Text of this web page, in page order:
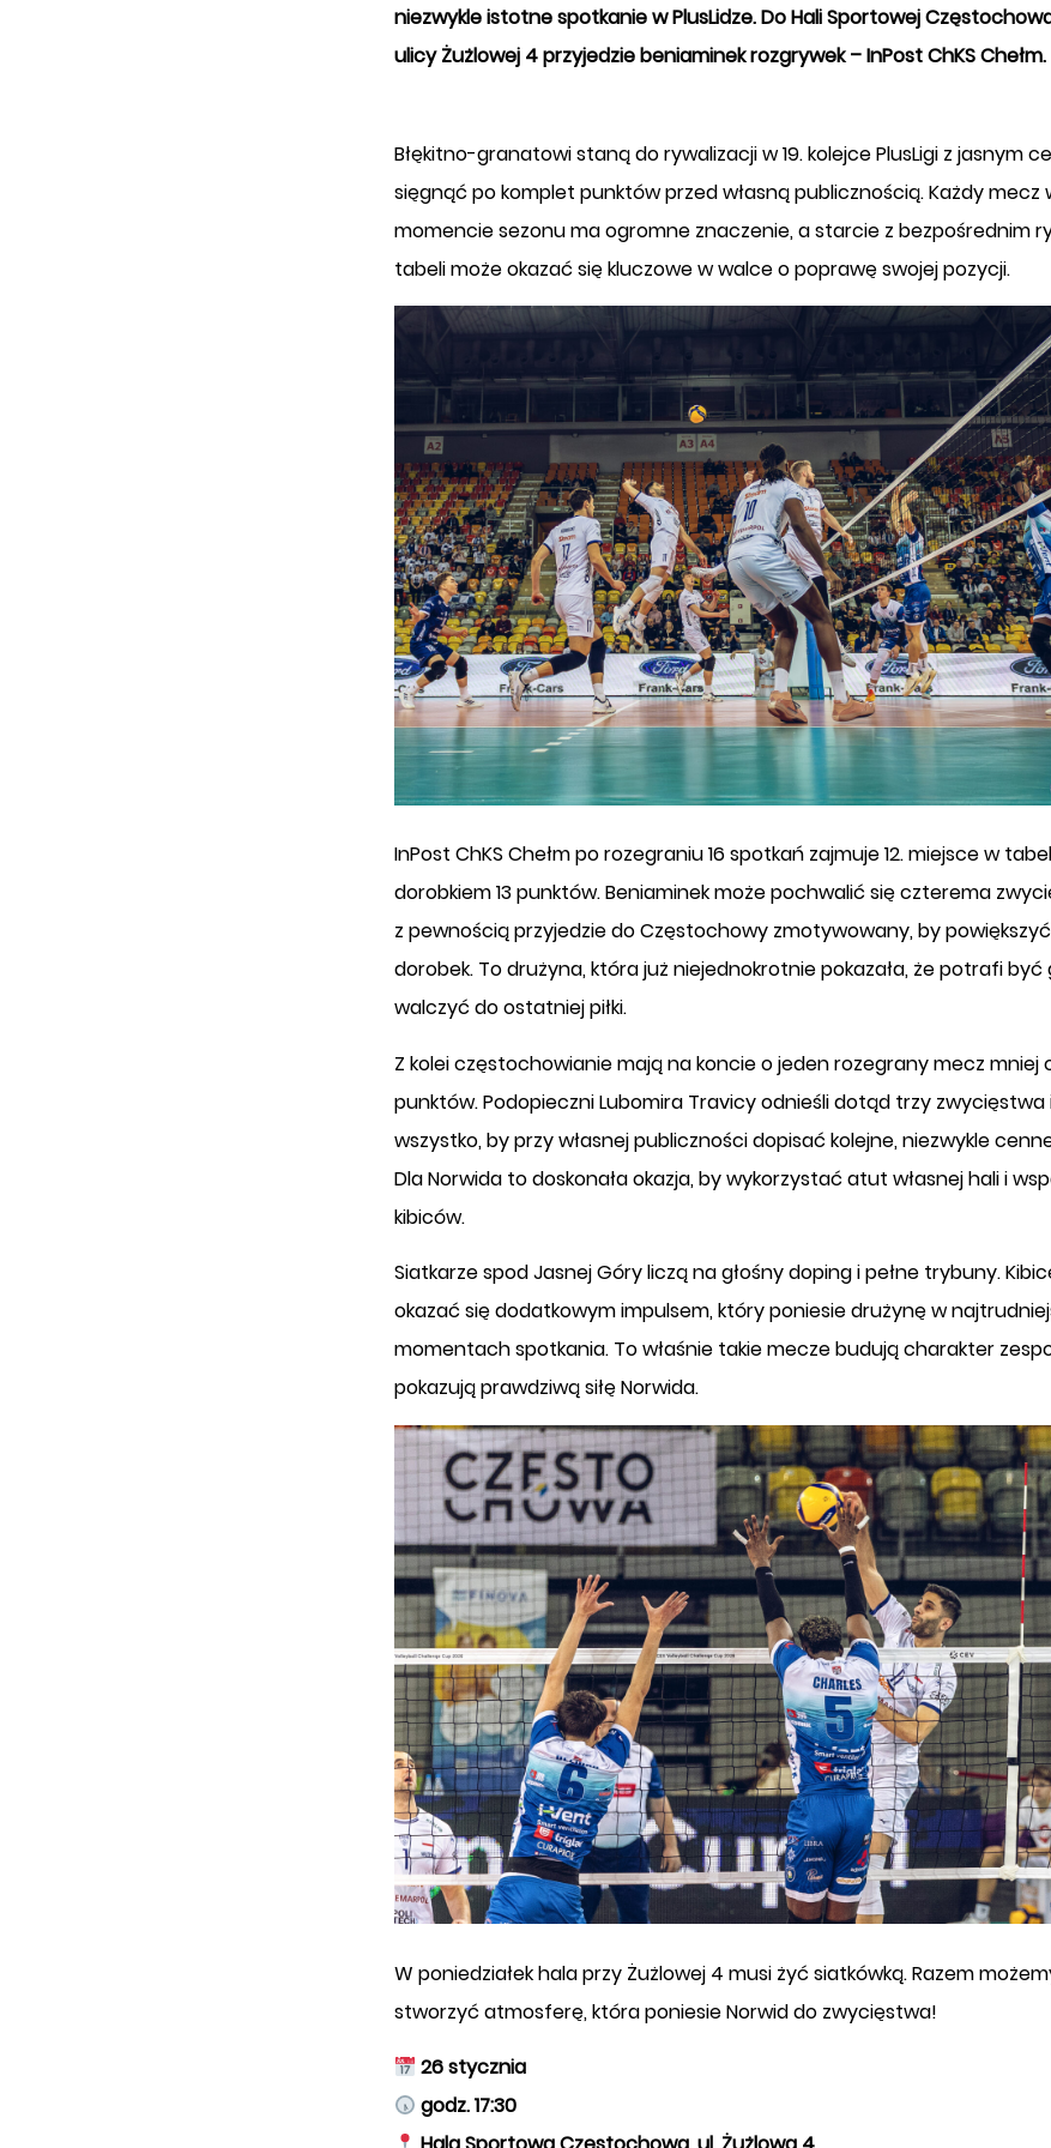
niezwykle istotne spotkanie w PlusLidze. Do Hali Sportowej
ulicy Żużlowej 4 przyjedzie beniaminek rozgrywek – InPost ChKS Chełm.
Błękitno-granatowi staną do rywalizacji w 19. kolejce PlusLigi z jasnym
sięgnąć po komplet punktów przed własną publicznością. Każdy mecz
momencie sezonu ma ogromne znaczenie, a starcie z bezpośrednim
tabeli może okazać się kluczowe w walce o poprawę swojej pozycji.
InPost ChKS Chełm po rozegraniu 16 spotkań zajmuje 12. miejsce w
dorobkiem 13 punktów. Beniaminek może pochwalić się czterema
z pewnością przyjedzie do Częstochowy zmotywowany, by
dorobek. To drużyna, która już niejednokrotnie pokazała, że potrafi być
walczyć do ostatniej piłki.
Z kolei częstochowianie mają na koncie o jeden rozegrany mecz mniej
punktów. Podopieczni Lubomira Travicy odnieśli dotąd trzy zwycięstwa
wszystko, by przy własnej publiczności dopisać kolejne, niezwykle
Dla Norwida to doskonała okazja, by wykorzystać atut własnej hali i
kibiców.
Siatkarze spod Jasnej Góry liczą na głośny doping i pełne trybuny.
okazać się dodatkowym impulsem, który poniesie drużynę w
momentach spotkania. To właśnie takie mecze budują charakter
pokazują prawdziwą siłę Norwida.
W poniedziałek hala przy Żużlowej 4 musi żyć siatkówką. Razem
stworzyć atmosferę, która poniesie Norwid do zwycięstwa!
26 stycznia
godz. 17:30